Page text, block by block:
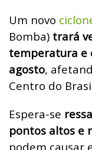
Um novo
Bomba) trará
temperatura e
agosto,
Centro do
Espera-se
pontos altos e
podem causar